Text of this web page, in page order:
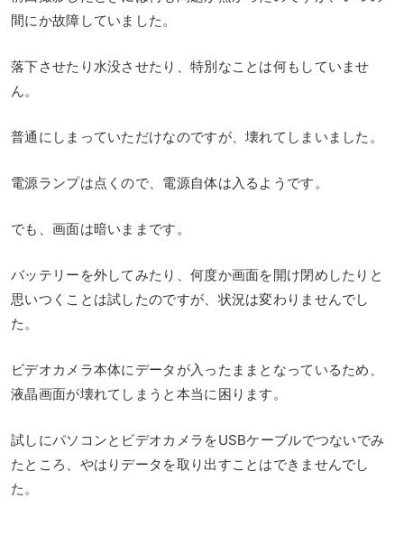
間にか故障していました。
落下させたり水没させたり、特別なことは何もしていませ
ん。
普通にしまっていただけなのですが、壊れてしまいました。
電源ランプは点くので、電源自体は入るようです。
でも、画面は暗いままです。
バッテリーを外してみたり、何度か画面を開け閉めしたりと
思いつくことは試したのですが、状況は変わりませんでし
た。
ビデオカメラ本体にデータが入ったままとなっているため、
液晶画面が壊れてしまうと本当に困ります。
試しにパソコンとビデオカメラをUSBケーブルでつないでみ
たところ、やはりデータを取り出すことはできませんでし
た。